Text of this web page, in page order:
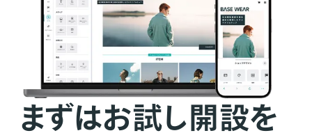
まずはお試し開設を